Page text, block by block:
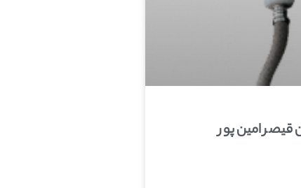
قیصر امین پور